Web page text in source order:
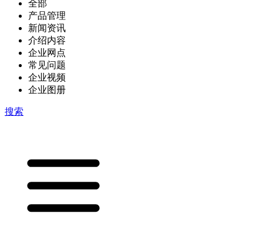
全部
产品管理
新闻资讯
介绍内容
企业网点
常见问题
企业视频
企业图册
搜索